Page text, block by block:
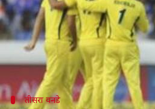
भारत-ऑस्ट्रेलिया के बीच पांच
पहले बल्लेबाज़ी करने उतरी
ऑस्ट्रेलिया के लिए उस्मान
तीसरा वनडे